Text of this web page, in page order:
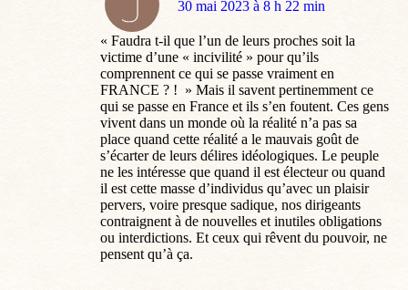
dit
30 mai 2023 à 8 h 22 min
« Faudra t-il que l’un de leurs proches soit la
victime d’une « incivilité » pour qu’ils
comprennent ce qui se passe vraiment en
FRANCE ? ! » Mais il savent pertinemment ce
qui se passe en France et ils s’en foutent. Ces gens
vivent dans un monde où la réalité n’a pas sa
place quand cette réalité a le mauvais goût de
s’écarter de leurs délires idéologiques. Le peuple
ne les intéresse que quand il est électeur ou quand
il est cette masse d’individus qu’avec un plaisir
pervers, voire presque sadique, nos dirigeants
contraignent à de nouvelles et inutiles obligations
ou interdictions. Et ceux qui rêvent du pouvoir, ne
pensent qu’à ça.